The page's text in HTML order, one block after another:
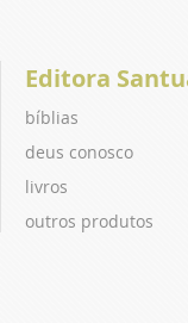
Editora
bíblias
deus conosco
livros
outros produtos